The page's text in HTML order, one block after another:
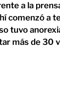
a la
comenzó a
tuvo
más de 30